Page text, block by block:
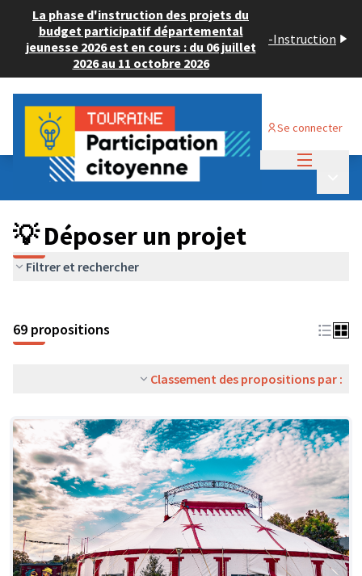
La phase d'instruction des projets du
budget participatif départemental
jeunesse 2026 est en cours : du 06 juillet
2026 au 11 octobre 2026
-Instruction
Se connecter
Budget Participatif ADULTE 2024
💡 Déposer un projet
💡 Déposer un projet
Filtrer et rechercher
69 propositions
Classement des propositions par :